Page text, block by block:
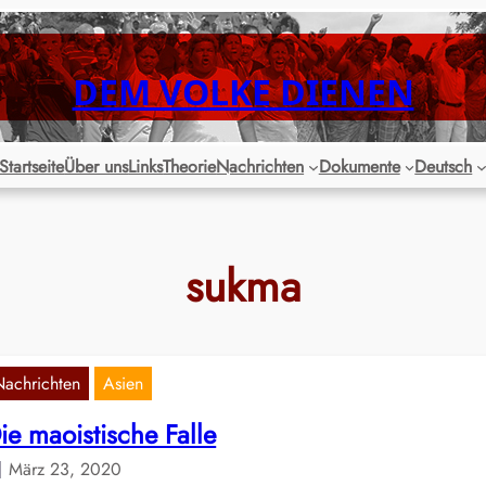
DEM VOLKE DIENEN
StartseiteÜber unsLinksTheorieNachrichten Dokumente Deutsch
sukma
Asien
maoistische Falle
März 23, 2020